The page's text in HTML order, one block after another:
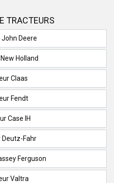
TRACTEURS
Deere
Holland
Claas
Fendt
Case IH
Deutz-Fahr
Ferguson
Valtra